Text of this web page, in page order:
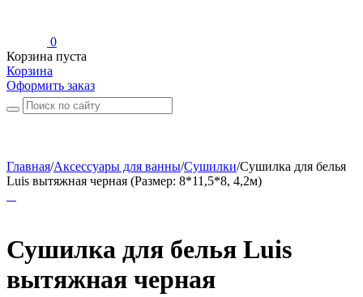
0
Корзина пуста
Корзина
Оформить заказ
Главная/Аксессуары для ванны/Сушилки/Сушилка для белья
Luis вытяжная черная (Размер: 8*11,5*8, 4,2м)
Сушилка для белья Luis
вытяжная черная